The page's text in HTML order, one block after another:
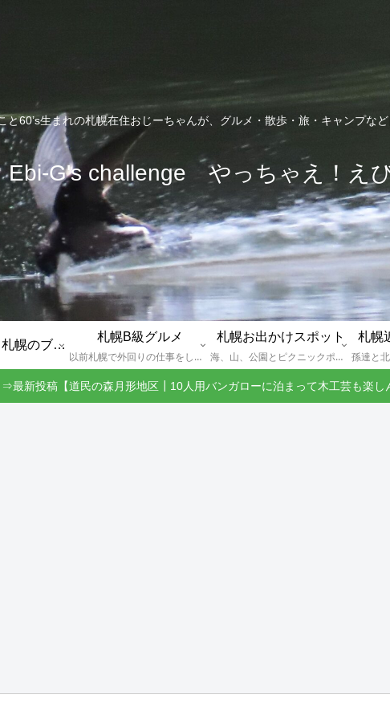
と60’s生まれの札幌在住おじーちゃんが、グルメ・散歩・旅・キャンプな
Ebi-G's challenge やっちゃえ！え
えびGとは？札幌のブログ運営者プロフィール
札幌B級グルメ
以前札幌で外回りの仕事をしていた還暦過ぎブロガー「えびG」がランチ（サラリーマンランチ、サラメシ）を中心に、おそば、ラーメン、中華、日替わりランチを「札幌Bグルメ」と題してレポートしているブログカテゴリーのページです。現在は定年後の再雇用で札幌中とはいかなまでも会社の近くのすすきの界隈や家のある札幌市南区を中心に徘徊しております。
札幌お出かけスポット
海、山、公園とピクニックポイントや名所、旧跡などなど、、、、、札幌はもとより郊外の無理なく日帰りでいって帰ってこれるお出かけスポットを孫っち達（小学５、３年生、幼稚園年長さんの３人）とえびGがお出かけをして紹介しているページです。
札幌
最新投稿【道民の森月形地区┃10人用バンガローに泊まって木工芸も楽し